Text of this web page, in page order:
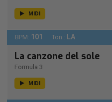
MIDI
BPM: 101 Ton.: LA
La canzone del sole
Formula 3
MIDI